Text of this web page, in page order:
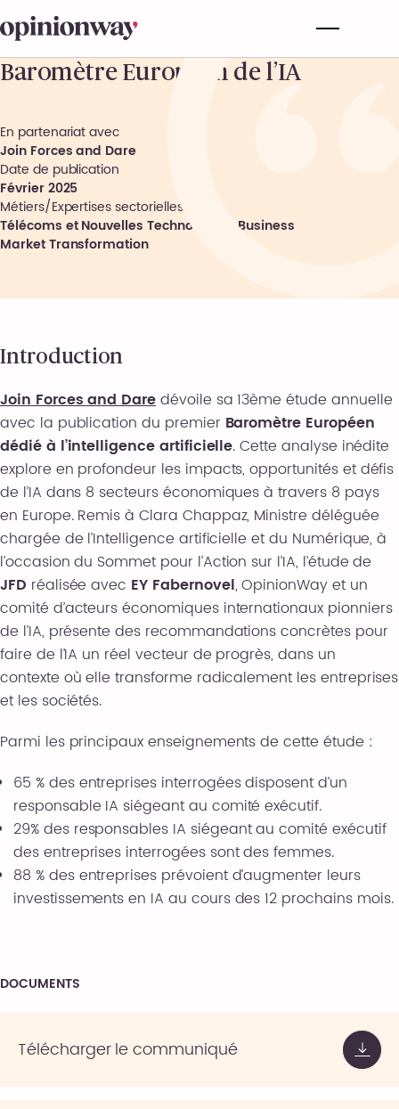
Baromètre Européen de l’IA
En partenariat avec
Join Forces and Dare
Date de publication
Février 2025
Métiers/Expertises sectorielles
Télécoms et Nouvelles Technologies
Business
Market Transformation
Introduction
Join Forces and Daredévoile sa 13ème étude annuelle
avec la publication du premier Baromètre Européen
dédié à l’intelligence artificielle. Cette analyse inédite
explore en profondeur les impacts, opportunités et défis
de l’IA dans 8 secteurs économiques à travers 8 pays
en Europe. Remis à Clara Chappaz, Ministre déléguée
chargée de l’Intelligence artificielle et du Numérique, à
l’occasion du Sommet pour l’Action sur l’IA, l’étude de
JFD réalisée avec EY Fabernovel, OpinionWay et un
comité d’acteurs économiques internationaux pionniers
de l’IA, présente des recommandations concrètes pour
faire de l’IA un réel vecteur de progrès, dans un
contexte où elle transforme radicalement les entreprises
et les sociétés.
Parmi les principaux enseignements de cette étude :
65 % des entreprises interrogées disposent d’un
responsable IA siégeant au comité exécutif.
29% des responsables IA siégeant au comité exécutif
des entreprises interrogées sont des femmes.
88 % des entreprises prévoient d’augmenter leurs
investissements en IA au cours des 12 prochains mois.
DOCUMENTS
Télécharger le communiqué